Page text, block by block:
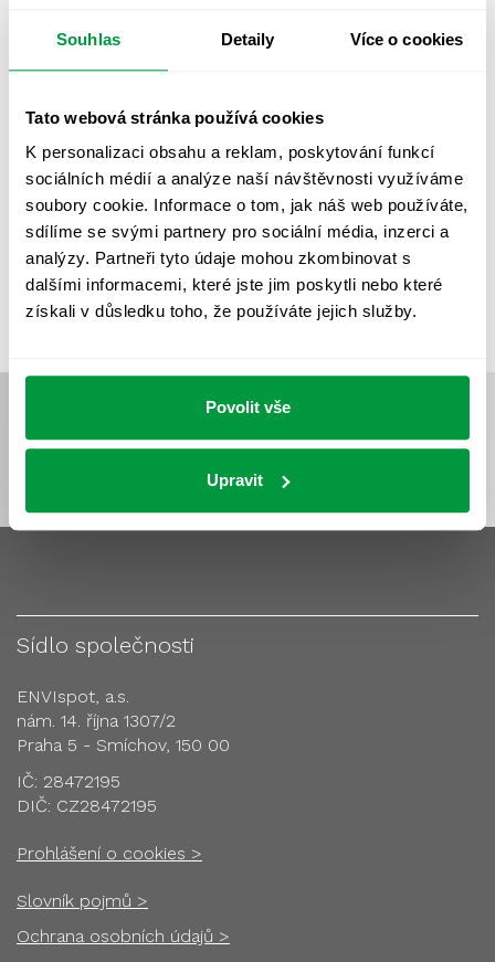
Souhlas Detaily Více o cookies
Tato webová stránka používá cookies
K personalizaci obsahu a reklam, poskytování funkcí
sociálních médií a analýze naší návštěvnosti využíváme
soubory cookie. Informace o tom, jak náš web používáte,
sdílíme se svými partnery pro sociální média, inzerci a
analýzy. Partneři tyto údaje mohou zkombinovat s
dalšími informacemi, které jste jim poskytli nebo které
získali v důsledku toho, že používáte jejich služby.
Povolit vše
Upravit
PROVOZNÍ DENÍK NOUZOVÉHO OSVĚTLENÍ
REVIZE NOUZOVÉHO OSVĚTLENÍ ŘÍZENÍ
UMĚLÉ OSVĚTLENÍ VEŘEJNÉ OSVĚTLENÍ
VÝPOČET ZASTÍNĚNÍ
VÝPOČTY A NÁVRHY ZASTÍNĚNÍ
ZKOUŠKY NOUZOVÉHO OSVĚTLENÍ
Sídlo společnosti
ENVIspot, a.s.
nám. 14. října 1307/2
Praha 5 - Smíchov, 150 00
IČ: 28472195
DIČ: CZ28472195
Prohlášení o cookies >
Slovník pojmů >
Ochrana osobních údajů >